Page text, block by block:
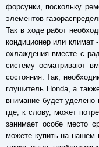
форсунки, поскольку
элементов
Так в ходе работ
кондиционер или климат
охлаждения вместе с
систему осматривают
состояния. Так,
глушитель Honda, а
внимание будет
где, к слову, может
занимает особе место
можете купить на нашем